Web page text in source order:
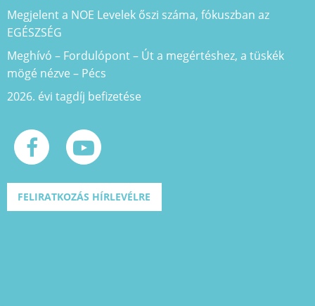
Megjelent a NOE Levelek őszi száma, fókuszban az
EGÉSZSÉG
Meghívó – Fordulópont – Út a megértéshez, a tüskék
mögé nézve – Pécs
2026. évi tagdíj befizetése
FELIRATKOZÁS HÍRLEVÉLRE